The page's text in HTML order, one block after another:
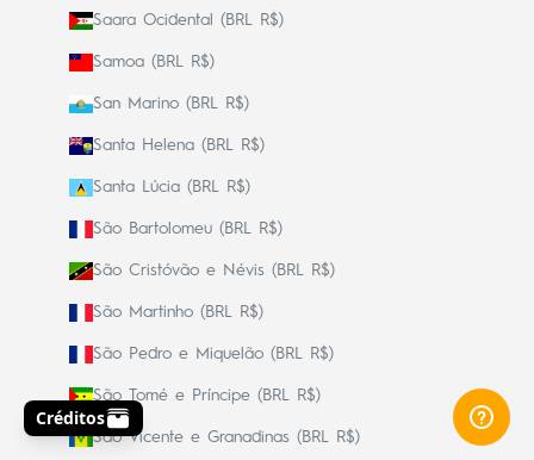
Saara Ocidental (BRL R$)
Samoa (BRL R$)
San Marino (BRL R$)
Santa Helena (BRL R$)
Santa Lúcia (BRL R$)
São Bartolomeu (BRL R$)
São Cristóvão e Névis (BRL R$)
São Martinho (BRL R$)
São Pedro e Miquelão (BRL R$)
São Tomé e Príncipe (BRL R$)
São Vicente e Granadinas (BRL R$)